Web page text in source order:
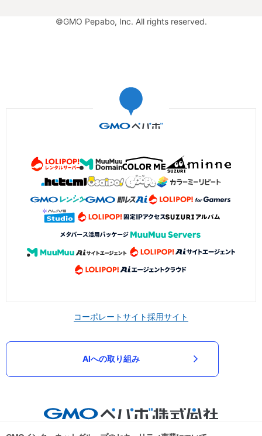
©GMO Pepabo, Inc. All rights reserved.
コーポレートサイト採用サイト
AIへの取り組み